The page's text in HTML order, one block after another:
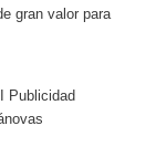
gran valor para
Publicidad